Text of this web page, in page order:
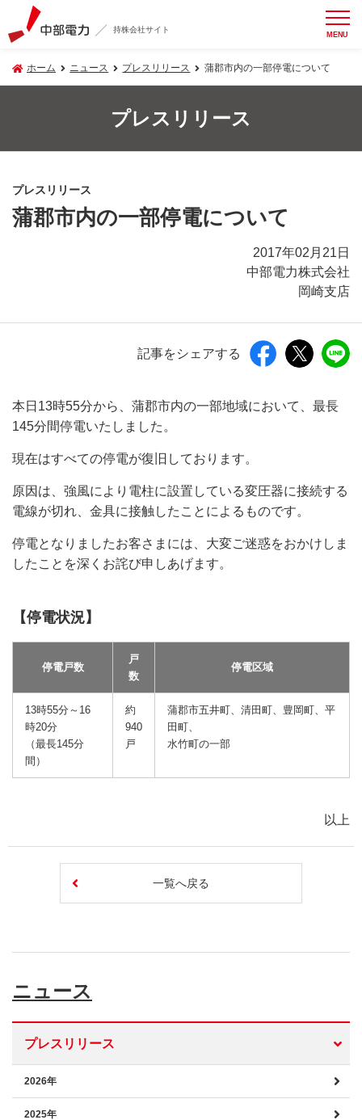
持株会社サイト MENU
ホーム ニュース プレスリリース 蒲郡市内の一部停電について
プレスリリース
プレスリリース
蒲郡市内の一部停電について
2017年02月21日
中部電力株式会社
岡崎支店
記事をシェアする
本日13時55分から、蒲郡市内の一部地域において、最長
145分間停電いたしました。
現在はすべての停電が復旧しております。
原因は、強風により電柱に設置している変圧器に接続する
電線が切れ、金具に接触したことによるものです。
停電となりましたお客さまには、大変ご迷惑をおかけしま
したことを深くお詫び申しあげます。
【停電状況】
停電戸数
戸
数
停電区域
13時55分～16
時20分
（最長145分
間）
約
940
戸
蒲郡市五井町、清田町、豊岡町、平
田町、
水竹町の一部
以上
一覧へ戻る
ニュース
プレスリリース
2026年
2025年